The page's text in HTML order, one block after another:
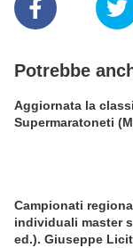
Potrebbe
Aggiornata la
Supermaratoneti
Campionati
individuali master
ed.). Giuseppe